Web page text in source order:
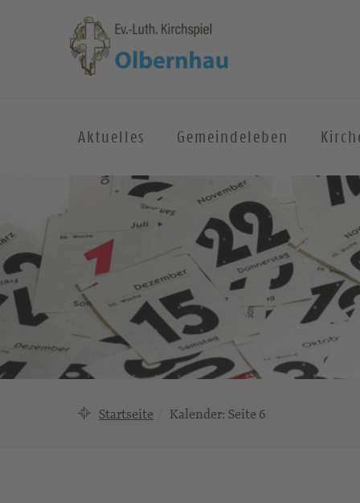
Aktuelles Gemeindeleben
Startseite Kalender: Seite 6